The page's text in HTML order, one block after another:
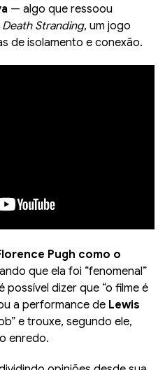
— algo que ressoou
Death Stranding, um jogo
de isolamento e conexão.
Pugh como o
que ela foi “fenomenal”
possível dizer que “o filme é
a performance de Lewis
e trouxe, segundo ele,
enredo.